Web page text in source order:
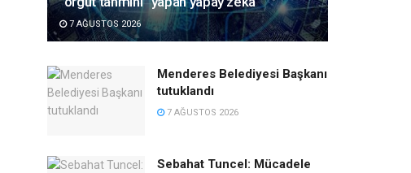
7 AĞUSTOS 2026
Menderes Belediyesi Başkanı
tutuklandı
7 AĞUSTOS 2026
Sebahat Tuncel: Mücadele